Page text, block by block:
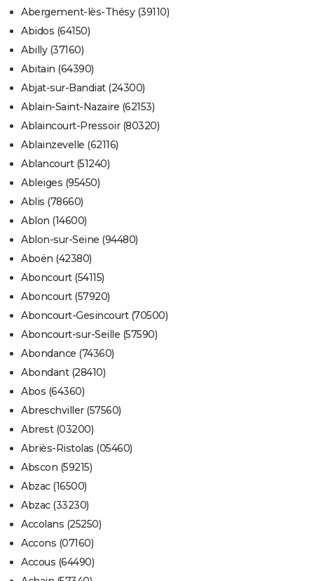
Abergement-lès-Thésy (39110)
Abidos (64150)
Abilly (37160)
Abitain (64390)
Abjat-sur-Bandiat (24300)
Ablain-Saint-Nazaire (62153)
Ablaincourt-Pressoir (80320)
Ablainzevelle (62116)
Ablancourt (51240)
Ableiges (95450)
Ablis (78660)
Ablon (14600)
Ablon-sur-Seine (94480)
Aboën (42380)
Aboncourt (54115)
Aboncourt (57920)
Aboncourt-Gesincourt (70500)
Aboncourt-sur-Seille (57590)
Abondance (74360)
Abondant (28410)
Abos (64360)
Abreschviller (57560)
Abrest (03200)
Abriès-Ristolas (05460)
Abscon (59215)
Abzac (16500)
Abzac (33230)
Accolans (25250)
Accons (07160)
Accous (64490)